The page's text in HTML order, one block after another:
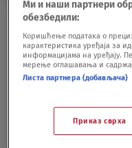
gospođe
Ми и наши партнери
обезбедили:
Коришћење података о
карактеристика уређаја за
информацијама на уређају.
мерење оглашавања и
Листа партнера (добављача)
Приказ сврха